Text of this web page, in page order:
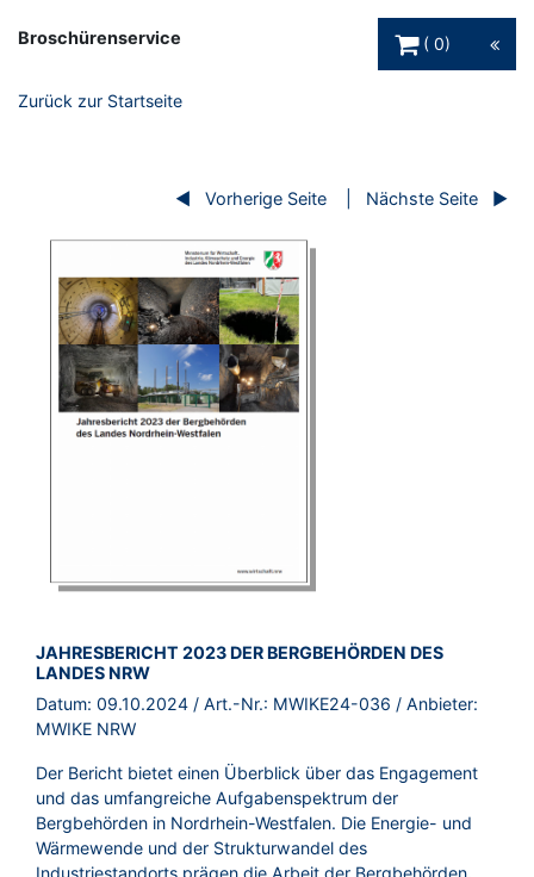
Broschürenservice
0
Zurück zur Startseite
Vorherige Seite Nächste Seite
BROSCHÜRE:
JAHRESBERICHT 2023 DER BERGBEHÖRDEN DES
LANDES NRW
Datum: 09.10.2024 / Art.-Nr.: MWIKE24-036 / Anbieter:
MWIKE NRW
Der Bericht bietet einen Überblick über das Engagement
und das umfangreiche Aufgabenspektrum der
Bergbehörden in Nordrhein-Westfalen. Die Energie- und
Wärmewende und der Strukturwandel des